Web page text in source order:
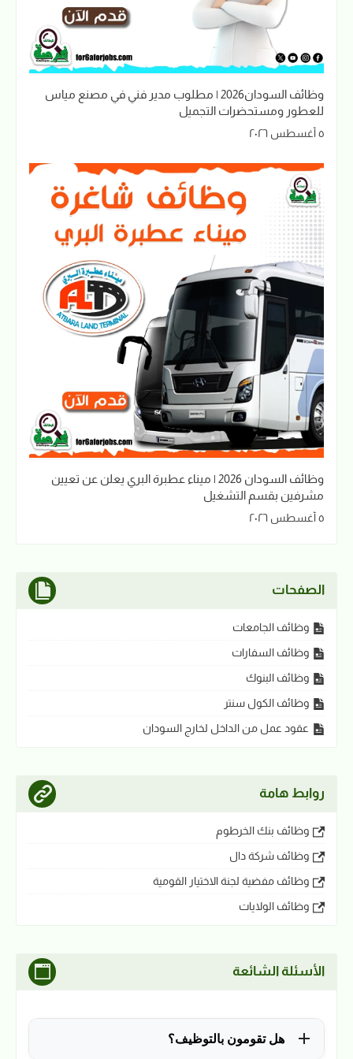
وظائف السودان2026 | مطلوب مدير فني في مصنع مياس
للعطور ومستحضرات التجميل
٥ أغسطس ٢٠٢٦
وظائف السودان 2026 | ميناء عطبرة البري يعلن عن تعيين
مشرفين بقسم التشغيل
٥ أغسطس ٢٠٢٦
الصفحات
وظائف الجامعات
وظائف السفارات
وظائف البنوك
وظائف الكول سنتر
عقود عمل من الداخل لخارج السودان
روابط هامة
وظائف بنك الخرطوم
وظائف شركة دال
وظائف مفضية لجنة الاختيار القومية
وظائف الولايات
الأسئلة الشائعة
هل تقومون بالتوظيف؟